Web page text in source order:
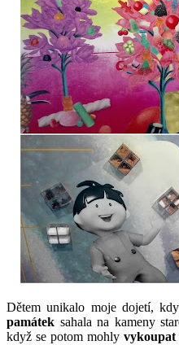
Dětem unikalo moje dojetí,
památek sahala na kameny
když se potom mohly vykoupat